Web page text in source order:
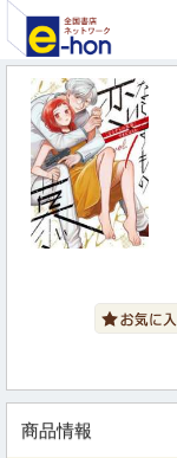
商品情報